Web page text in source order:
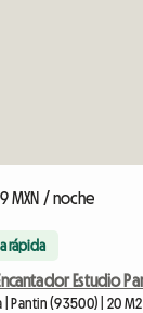
MXN / noche
rápida
| Pantin (93500) | 20 M2